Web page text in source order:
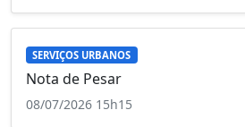
SERVIÇOS URBANOS
Nota de Pesar
08/07/2026 15h15